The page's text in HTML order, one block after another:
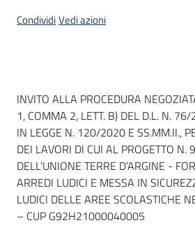
CondividiVedi azioni
Dati del bando
INVITO ALLA PROCEDURA
1, COMMA 2, LETT. B) DEL D.L. N.
IN LEGGE N. 120/2020 E SS.MM.II.,
DEI LAVORI DI CUI AL PROGETTO
DELL’UNIONE TERRE D’ARGINE -
ARREDI LUDICI E MESSA IN
LUDICI DELLE AREE SCOLASTICHE
– CUP G92H21000040005